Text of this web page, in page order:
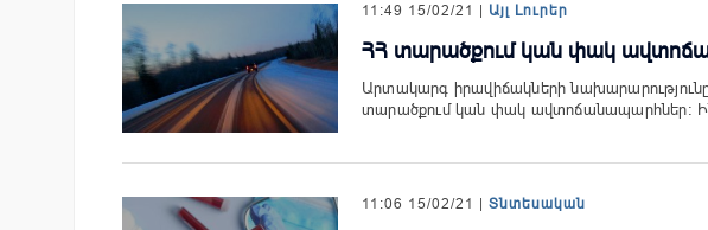
11:49 15/02/21 | Այլ Լուրեր
ՀՀ տարածքում կան փակ
Արտակարգ իրավիճակների
տարածքում կան փակ ավտոճանապարհներ։
11:06 15/02/21 | Տնտեսական